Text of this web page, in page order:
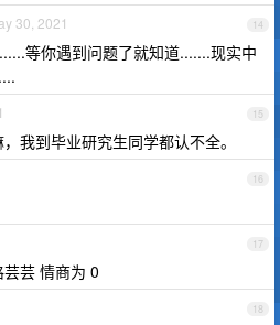
14
30, 2021
等你遇到问题了就知道.......现实中
15
我到毕业研究生同学都认不全。
16
17
芸 情商为 0
18